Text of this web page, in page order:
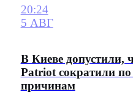
20:24
5 АВГ
В Киеве допустили,
Patriot сократили
причинам